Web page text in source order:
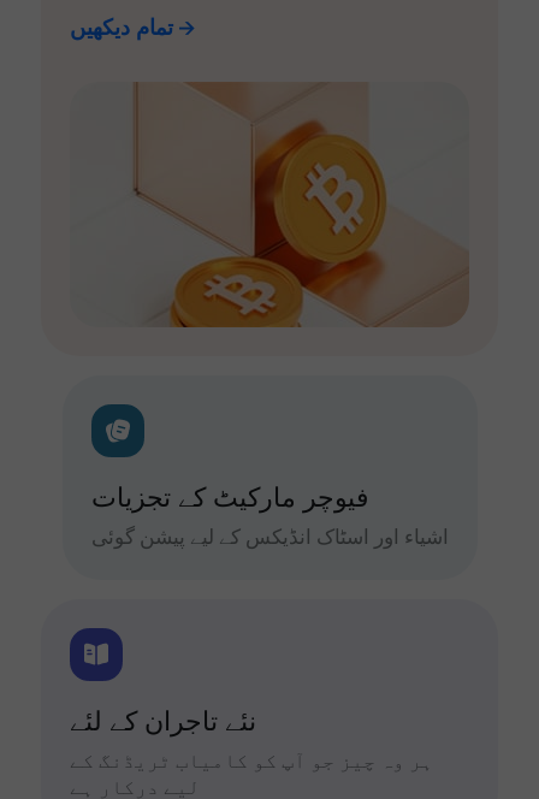
تمام دیکھیں
فیوچر مارکیٹ کے تجزیات
اشیاء اور اسٹاک انڈیکس کے لیے پیشن گوئی
نئے تاجران کے لئے
ہر وہ چیز جو آپ کو کامیاب ٹریڈنگ کے
لیے درکار ہے